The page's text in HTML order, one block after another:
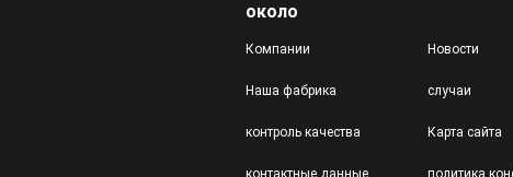
около
Компании
Наша фабрика
контроль качества
контактные данные
Новости
случаи
Карта сайта